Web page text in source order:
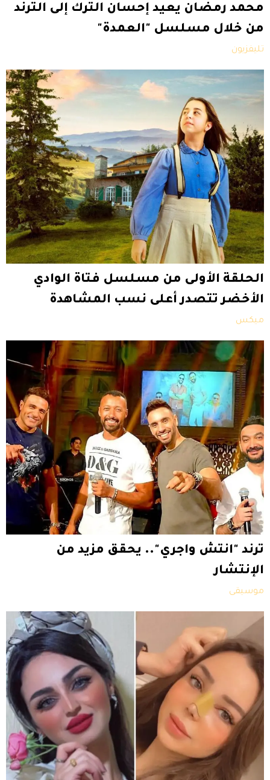
محمد رمضان يعيد إحسان الترك إلى الترند
من خلال مسلسل "العمدة"
تليفزيون
الحلقة الأولى من مسلسل فتاة الوادي
الأخضر تتصدر أعلى نسب المشاهدة
ميكس
ترند "انتش واجري".. يحقق مزيد من
الإنتشار
موسيقى